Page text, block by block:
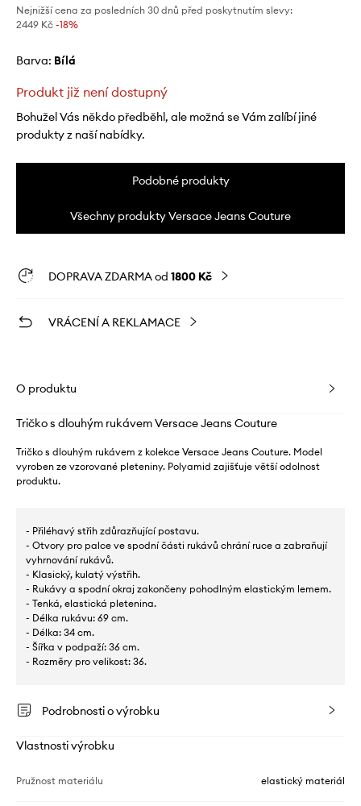
Nejnižší cena za posledních 30 dnů před poskytnutím slevy:
2449 Kč -18%
Barva: bílá
Produkt již není dostupný
Bohužel Vás někdo předběhl, ale možná se Vám zalíbí jiné
produkty z naší nabídky.
Podobné produkty
Všechny produkty Versace Jeans Couture
DOPRAVA ZDARMA od 1800 Kč
VRÁCENÍ A REKLAMACE
O produktu
Tričko s dlouhým rukávem Versace Jeans Couture
Tričko s dlouhým rukávem z kolekce Versace Jeans Couture. Model
vyroben ze vzorované pleteniny. Polyamid zajišťuje větší odolnost
produktu.
- Přiléhavý střih zdůrazňující postavu.
- Otvory pro palce ve spodní části rukávů chrání ruce a zabraňují
vyhrnování rukávů.
- Klasický, kulatý výstřih.
- Rukávy a spodní okraj zakončeny pohodlným elastickým lemem.
- Tenká, elastická pletenina.
- Délka rukávu: 69 cm.
- Délka: 34 cm.
- Šířka v podpaží: 36 cm.
- Rozměry pro velikost: 36.
Podrobnosti o výrobku
Vlastnosti výrobku
Pružnost materiálu elastický materiál